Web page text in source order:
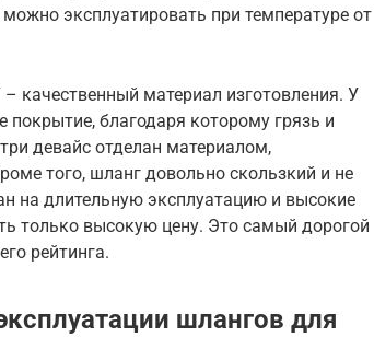
эксплуатировать при температуре от
– качественный материал изготовления. У
покрытие, благодаря которому грязь и
девайс отделан материалом,
того, шланг довольно скользкий и не
на длительную эксплуатацию и высокие
только высокую цену. Это самый дорогой
рейтинга.
шлангов для